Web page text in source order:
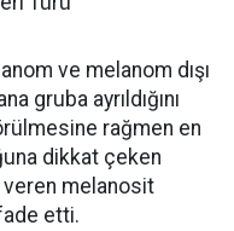
ve melanom dışı
gruba ayrıldığını
rağmen en
dikkat çeken
melanosit
etti.